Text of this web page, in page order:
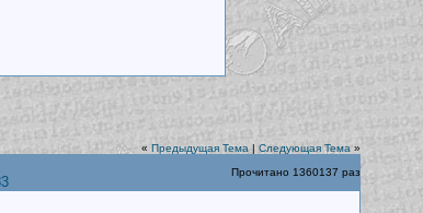
« Предыдущая Тема | Следующая Тема»
Прочитано 1360137 раз